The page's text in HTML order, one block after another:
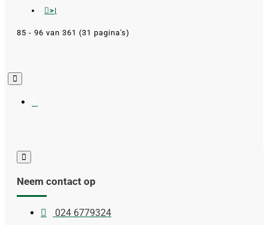
>|
85 - 96 van 361 (31 pagina's)
Neem contact op
024 6779324